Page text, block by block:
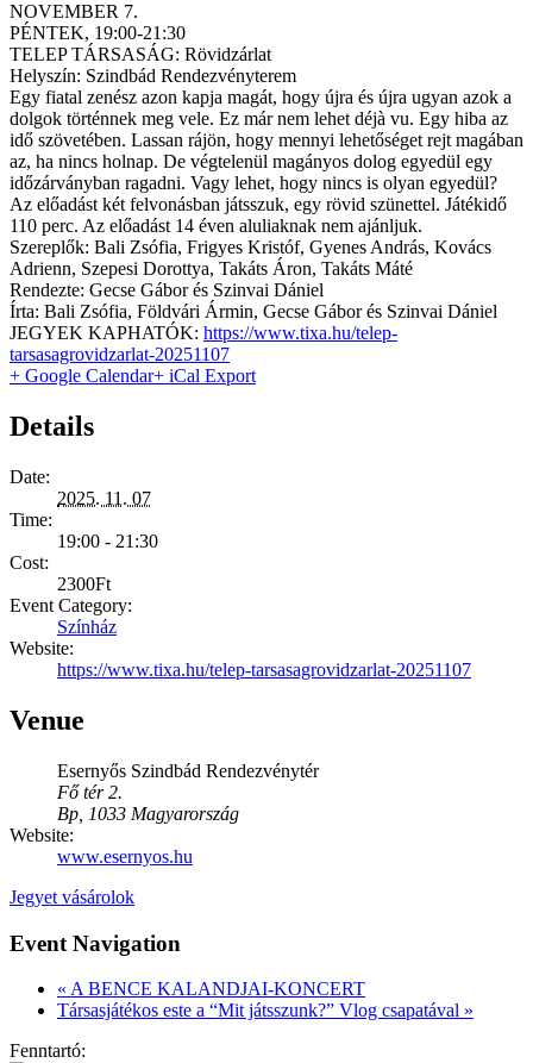
NOVEMBER 7.
PÉNTEK, 19:00-21:30
TELEP TÁRSASÁG: Rövidzárlat
Helyszín: Szindbád Rendezvényterem
Egy fiatal zenész azon kapja magát, hogy újra és újra ugyan azok a
dolgok történnek meg vele. Ez már nem lehet déjà vu. Egy hiba az
idő szövetében. Lassan rájön, hogy mennyi lehetőséget rejt magában
az, ha nincs holnap. De végtelenül magányos dolog egyedül egy
időzárványban ragadni. Vagy lehet, hogy nincs is olyan egyedül?
Az előadást két felvonásban játsszuk, egy rövid szünettel. Játékidő
110 perc. Az előadást 14 éven aluliaknak nem ajánljuk.
Szereplők: Bali Zsófia, Frigyes Kristóf, Gyenes András, Kovács
Adrienn, Szepesi Dorottya, Takáts Áron, Takáts Máté
Rendezte: Gecse Gábor és Szinvai Dániel
Írta: Bali Zsófia, Földvári Ármin, Gecse Gábor és Szinvai Dániel
JEGYEK KAPHATÓK: https://www.tixa.hu/telep-
tarsasagrovidzarlat-20251107
+ Google Calendar+ iCal Export
Details
Date:
2025. 11. 07
Time:
19:00 - 21:30
Cost:
2300Ft
Event Category:
Színház
Website:
https://www.tixa.hu/telep-tarsasagrovidzarlat-20251107
Venue
Esernyős Szindbád Rendezvénytér
Fő tér 2.
Bp 1033 Magyarország
Website:
www.esernyos.hu
Jegyet vásárolok
Event Navigation
« A BENCE KALANDJAI-KONCERT
Társasjátékos este a “Mit játsszunk?” Vlog csapatával »
Fenntartó: